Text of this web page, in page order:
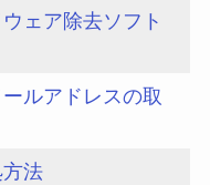
ェア除去ソフト
ルアドレスの取
法